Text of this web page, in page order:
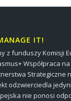
IT!
z funduszy Komisji
Współpraca
Strategiczne
odzwierciedla
nie ponosi